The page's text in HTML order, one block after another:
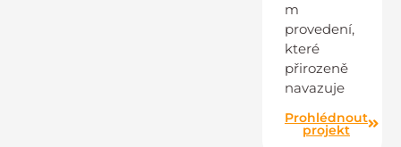
m
provedení,
které
přirozeně
navazuje
Prohlédnout
projekt